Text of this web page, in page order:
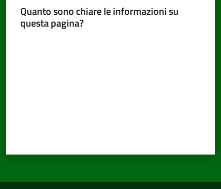
Quanto sono chiare le informazioni su
questa pagina?